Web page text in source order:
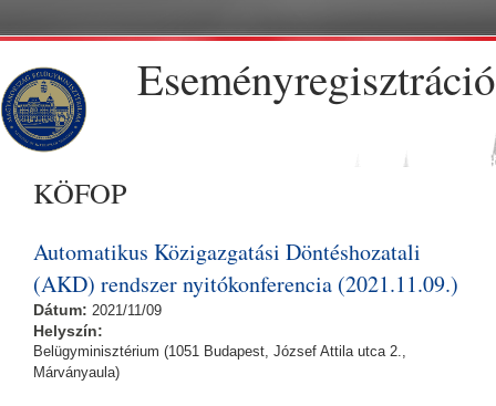
Eseményregisztráció
KÖFOP
Automatikus Közigazgatási Döntéshozatali
(AKD) rendszer nyitókonferencia (2021.11.09.)
Dátum: 2021/11/09
Helyszín:
Belügyminisztérium (1051 Budapest, József Attila utca 2.,
Márványaula)